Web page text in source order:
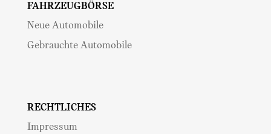
Fahrzeugbörse
Neue Automobile
Gebrauchte Automobile
Rechtliches
Impressum